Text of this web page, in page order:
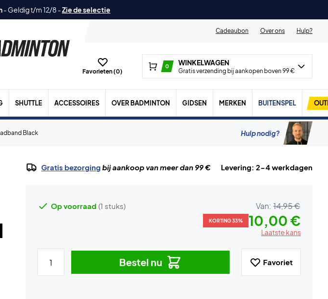
- Geldig t/m 12/8 -Zie de selectie
Cadeaubon
Over ons Hulp?
Favorieten (0)
0 WINKELWAGEN
Gratis verzending bij aankopen boven 99 €
SHUTTLE ACCESSOIRES OVER BADMINTON GIDSEN MERKEN BUITENSPEL
Black Hulp nodig?
Gratis bezorging bij aankoop van meer dan 99 € Levering: 2-4 werkdagen
Op voorraad (1 stuks) Van: 14,95 €
KORTING 33% 10,00 €
Laatste kans
Bestel nu Favoriet